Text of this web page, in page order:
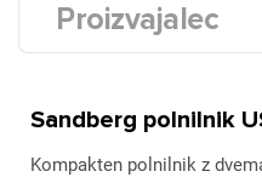
Proizvajalec
Sandberg polnilnik
Kompakten polnilnik z